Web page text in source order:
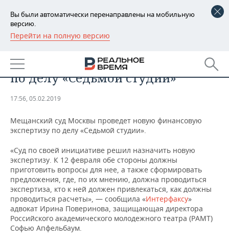
Вы были автоматически перенаправлены на мобильную
версию.
Перейти на полную версию
РЕГИОНЫ
БАШКОРТОСТАН
ТАТАРСТАН
НОВОСТИ
АНАЛИТИКА
ДЕКЛАРАЦИИ О ДОХОДАХ
КОРОЛИ ГОСЗАКАЗА ПФО
ВУЗЫ ТАТАРСТАНА
КОМУ ПРИНАДЛЕЖАТ
ТОРГОВЫЕ ЦЕНТРЫ
ТАТАРСТАНА
НОВОСТИ ЭКОНОМИКИ
ФИНАНСЫ
БАНКИ
БЮДЖЕТ
ИНВЕСТИЦИИ
ПРОМЫШЛЕННОСТЬ
НОВОСТИ
ПРОМЫШЛЕННОСТИ
АГРОПРОМ
МАШИНОСТРОЕНИЕ
НЕФТЕХИМИЯ
НЕДВИЖИМОСТЬ
НОВОСТИ НЕДВИЖИМОСТИ
АВТО
НОВОСТИ АВТО
БИЗНЕС
НОВОСТИ БИЗНЕСА
ТЕХНОЛОГИИ
Суд назначил новую экспертизу
по делу «Седьмой студии»
17:56, 05.02.2019
Мещанский суд Москвы проведет новую финансовую
экспертизу по делу «Седьмой студии».
«Суд по своей инициативе решил назначить новую
экспертизу. К 12 февраля обе стороны должны
приготовить вопросы для нее, а также сформировать
предложения, где, по их мнению, должна проводиться
экспертиза, кто к ней должен привлекаться, как должны
проводиться расчеты», — сообщила «Интерфаксу»
адвокат Ирина Поверинова, защищающая директора
Российского академического молодежного театра (РАМТ)
Софью Апфельбаум.